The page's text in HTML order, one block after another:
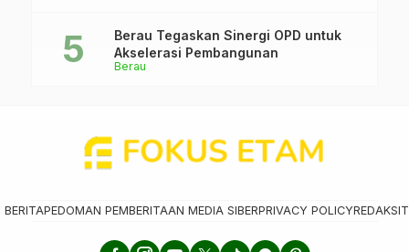
Berau
Berau Tegaskan Sinergi OPD untuk
Akselerasi Pembangunan
BERITAPEDOMAN PEMBERITAAN MEDIA SIBERPRIVACY POLICYREDAKSI